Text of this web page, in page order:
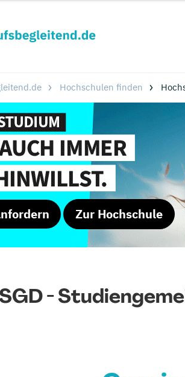
Hochschulen finden
Zur Hochschule
-